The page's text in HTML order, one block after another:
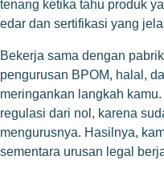
tenang ketika tahu produk
edar dan sertifikasi yang
Bekerja sama dengan
pengurusan BPOM, halal,
meringankan langkah
regulasi dari nol, karena
mengurusnya. Hasilnya,
sementara urusan legal